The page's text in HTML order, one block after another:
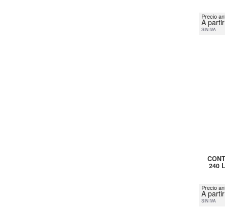
Precio
A
SIN IVA
240
Precio
A
SIN IVA